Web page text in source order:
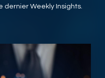
dernier Weekly Insights.